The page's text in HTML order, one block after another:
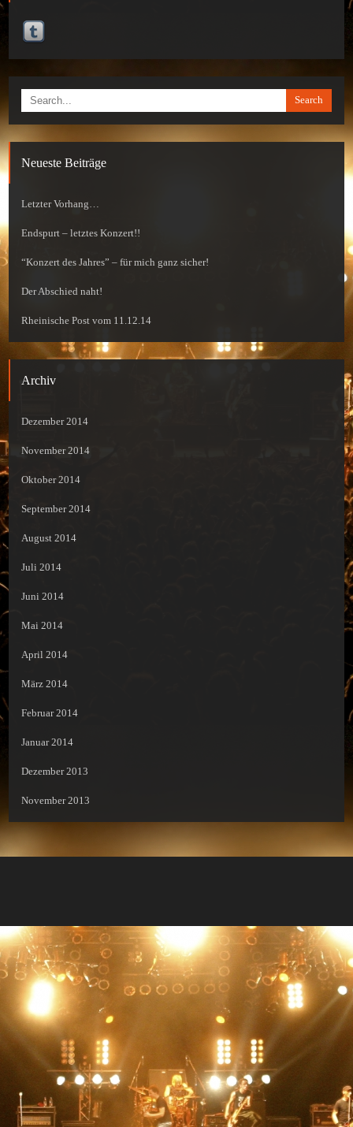
Search
Neueste Beiträge
Letzter Vorhang…
Endspurt – letztes Konzert!!
“Konzert des Jahres” – für mich ganz sicher!
Der Abschied naht!
Rheinische Post vom 11.12.14
Archiv
Dezember 2014
November 2014
Oktober 2014
September 2014
August 2014
Juli 2014
Juni 2014
Mai 2014
April 2014
März 2014
Februar 2014
Januar 2014
Dezember 2013
November 2013